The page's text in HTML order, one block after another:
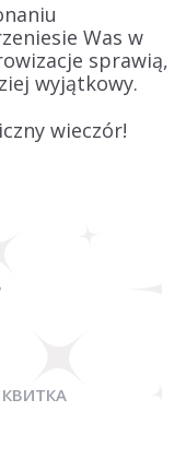
Was w
sprawią,
wyjątkowy.
wieczór!